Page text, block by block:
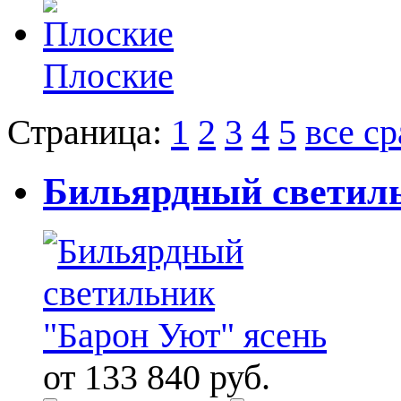
Плоские
Страница: 1 2 3 4 5 все
Бильярдный
от 133 840 руб.